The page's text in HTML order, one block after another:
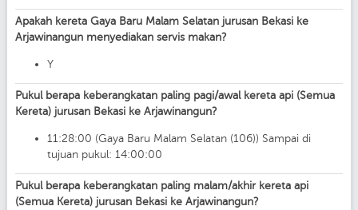
Apakah kereta Gaya Baru Malam Selatan jurusan Bekasi ke
Arjawinangun menyediakan servis makan?
Y
Pukul berapa keberangkatan paling pagi/awal kereta api (Semua
Kereta) jurusan Bekasi ke Arjawinangun?
11:28:00 (Gaya Baru Malam Selatan (106)) Sampai di
tujuan pukul: 14:00:00
Pukul berapa keberangkatan paling malam/akhir kereta api
(Semua Kereta) jurusan Bekasi ke Arjawinangun?